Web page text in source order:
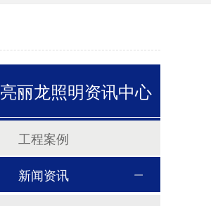
亮丽龙照明资讯中心
工程案例
新闻资讯